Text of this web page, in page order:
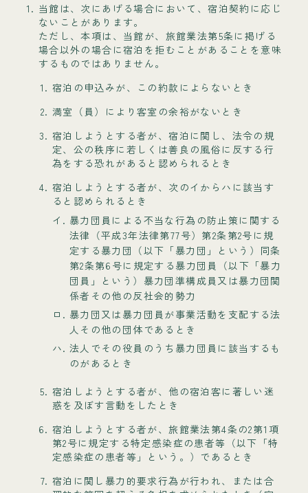
当館は、次にあげる場合において、宿泊契約に応じ
ないことがあります。
ただし、本項は、当館が、旅館業法第5条に掲げる
場合以外の場合に宿泊を拒むことがあることを意味
するものではありません。
宿泊の申込みが、この約款によらないとき
満室（員）により客室の余裕がないとき
宿泊しようとする者が、宿泊に関し、法令の規
定、公の秩序に若しくは善良の風俗に反する行
為をする恐れがあると認められるとき
宿泊しようとする者が、次のイからハに該当す
ると認められるとき
イ. 暴力団員による不当な行為の防止策に関する
法律（平成3年法律第77号）第2条第2号に規
定する暴力団（以下「暴力団」という）同条
第2条第6号に規定する暴力団員（以下「暴力
団員」という）暴力団準構成員又は暴力団関
係者その他の反社会的勢力
ロ. 暴力団又は暴力団員が事業活動を支配する法
人その他の団体であるとき
ハ. 法人でその役員のうち暴力団員に該当するも
のがあるとき
宿泊しようとする者が、他の宿泊客に著しい迷
惑を及ぼす言動をしたとき
宿泊しようとする者が、旅館業法第4条の2第1項
第2号に規定する特定感染症の患者等（以下「特
定感染症の患者等」という。）であるとき
宿泊に関し暴力的要求行為が行われ、または合